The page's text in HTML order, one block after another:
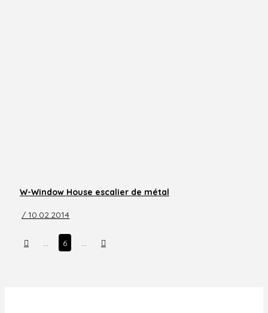
W-Window House escalier de métal
/ 10.02.2014
Prev … 6 … Next